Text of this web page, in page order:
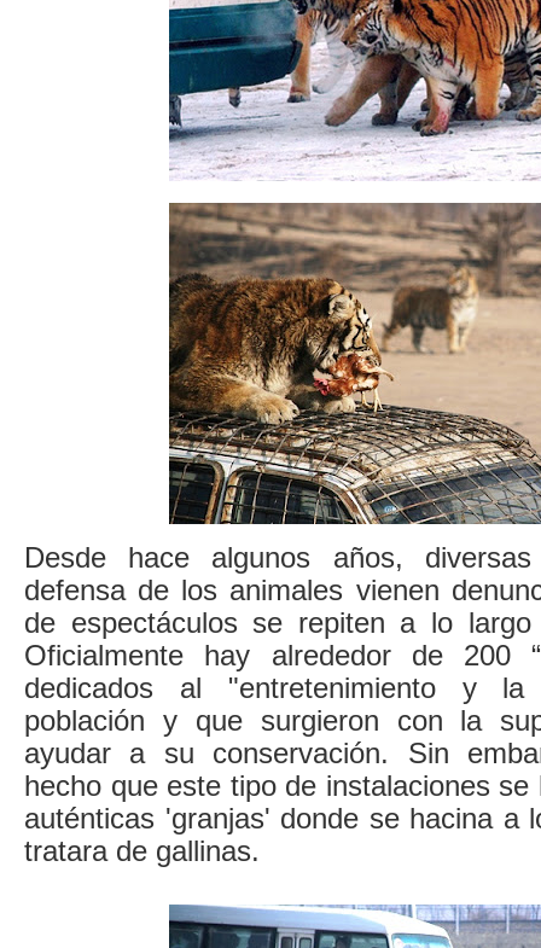
Desde hace algunos años,
defensa de los animales vienen
de espectáculos se repiten a lo
Oficialmente hay alrededor de 200
dedicados al "entretenimiento y
población y que surgieron con la
ayudar a su conservación. Sin
hecho que este tipo de instalaciones
auténticas 'granjas' donde se hacina a
tratara de gallinas.